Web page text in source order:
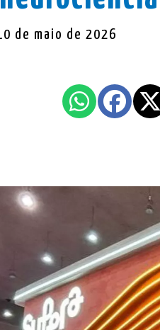
de maio de 2026